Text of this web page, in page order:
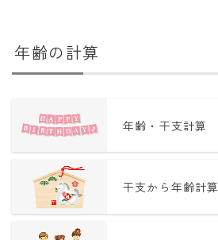
年齢の計算
年齢・干支計算
干支から年齢計算